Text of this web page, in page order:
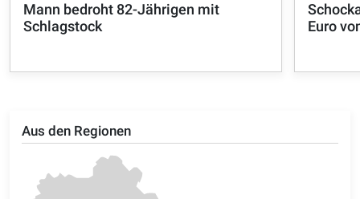
Aus den Regionen
Mann bedroht 82-Jährigen mit
Schlagstock
Euro